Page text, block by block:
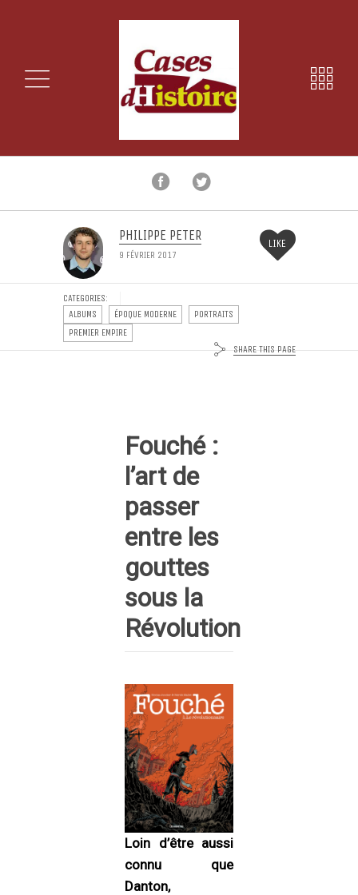
PHILIPPE PETER
9 FÉVRIER 2017
LIKE
CATEGORIES:
ALBUMS
ÉPOQUE MODERNE
PORTRAITS
PREMIER EMPIRE
SHARE THIS PAGE
Fouché :
l’art de
passer
entre les
gouttes
sous la
Révolution
Loin d’être aussi
connu que
Danton,